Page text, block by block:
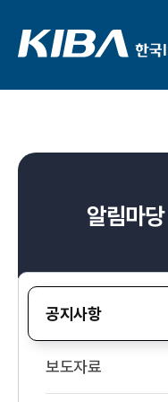
알림마당
공지사항
보도자료